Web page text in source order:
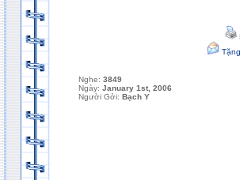
Nghe: 3849
Ngày: January 1st, 2006
Người Gởi: Bạch Y